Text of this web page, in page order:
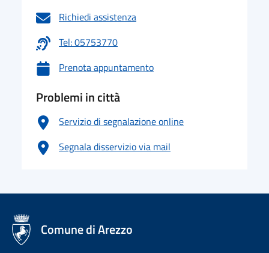
Richiedi assistenza
Tel: 05753770
Prenota appuntamento
Problemi in città
Servizio di segnalazione online
Segnala disservizio via mail
logo Unione Europea
Comune di Arezzo